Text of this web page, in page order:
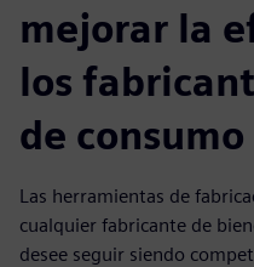
mejorar la
los
de
Las herramientas de
cualquier fabricante de
desee seguir siendo